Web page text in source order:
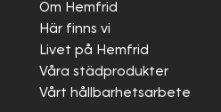
Om Hemfrid
Här finns vi
Livet på Hemfrid
Våra städprodukter
Vårt hållbarhetsarbete